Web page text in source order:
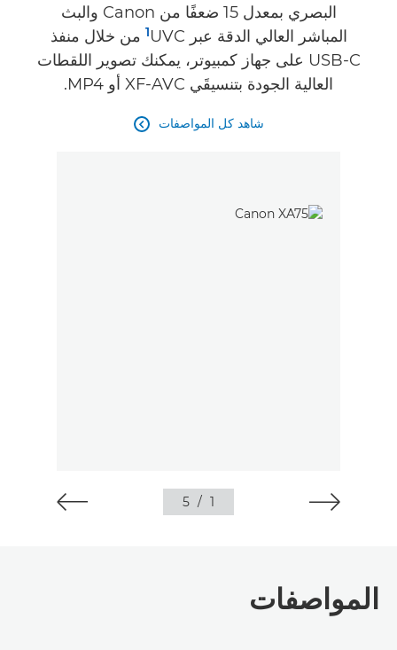
البصري بمعدل 15 ضعفًا من Canon والبث
المباشر العالي الدقة عبر UVC‏
1 من خلال منفذ
USB-C على جهاز كمبيوتر، يمكنك تصوير اللقطات
العالية الجودة بتنسيقَي XF-AVC أو MP4.
شاهد كل المواصفات 
1
/
5
المواصفات